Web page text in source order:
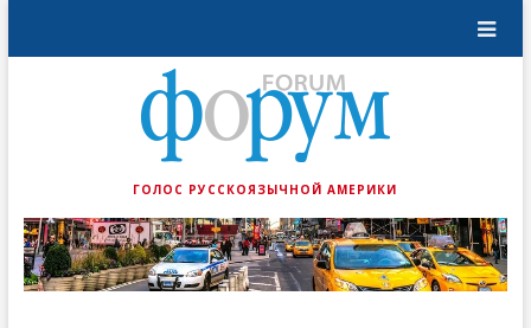
ГОЛОС РУССКОЯЗЫЧНОЙ АМЕРИКИ